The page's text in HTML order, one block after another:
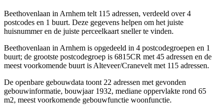
Beethovenlaan in Arnhem telt 115 adressen, verdeeld over 4
postcodes en 1 buurt. Deze gegevens helpen om het juiste
huisnummer en de juiste perceelkaart sneller te vinden.
Beethovenlaan in Arnhem is opgedeeld in 4 postcodegroepen en 1
buurt; de grootste postcodegroep is 6815CR met 45 adressen en de
meest voorkomende buurt is Alteveer/Cranevelt met 115 adressen.
De openbare gebouwdata toont 22 adressen met gevonden
gebouwinformatie, bouwjaar 1932, mediane oppervlakte rond 65
m2, meest voorkomende gebouwfunctie woonfunctie.